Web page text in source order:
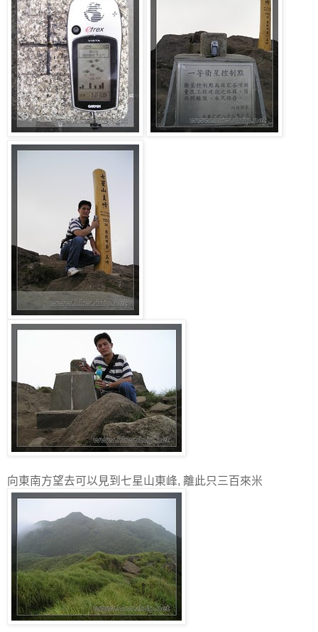
向東南方望去可以見到七星山東峰, 離此只三百來米